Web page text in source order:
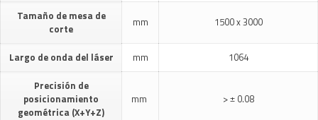
Tamaño de mesa de
corte
mm 1500 x 3000
Largo de onda del láser mm
1064
Precisión de
posicionamiento
geométrica (X+Y+Z)
mm > ± 0.08